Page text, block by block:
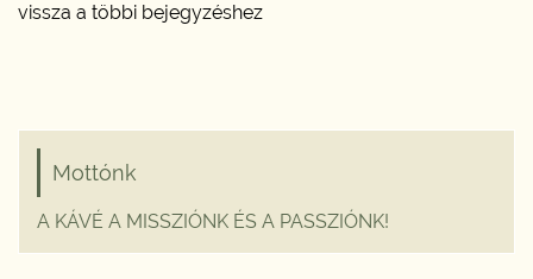
vissza a többi bejegyzéshez
Mottónk
A KÁVÉ A MISSZIÓNK ÉS A PASSZIÓNK!